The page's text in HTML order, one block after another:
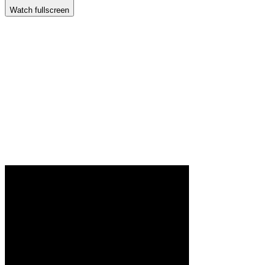
Watch fullscreen